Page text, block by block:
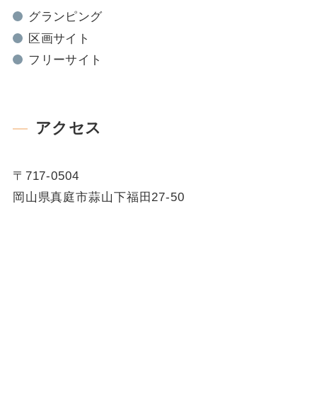
グランピング
区画サイト
フリーサイト
アクセス
〒717-0504
岡山県真庭市蒜山下福田27-50